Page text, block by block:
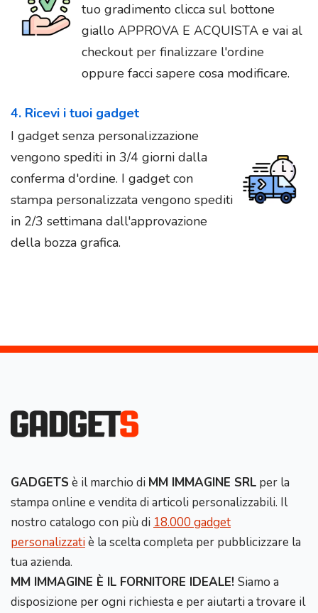
tuo gradimento clicca sul bottone
giallo APPROVA E ACQUISTA e vai al
checkout per finalizzare l'ordine
oppure facci sapere cosa modificare.
4. Ricevi i tuoi gadget
I gadget senza personalizzazione
vengono spediti in 3/4 giorni dalla
conferma d'ordine. I gadget con
stampa personalizzata vengono spediti
in 2/3 settimana dall'approvazione
della bozza grafica.
GADGETS è il marchio di MM IMMAGINE SRL per la
stampa online e vendita di articoli personalizzabili. Il
nostro catalogo con più di 18.000 gadget
personalizzatiè la scelta completa per pubblicizzare la
tua azienda.
MM IMMAGINE È IL FORNITORE IDEALE! Siamo a
disposizione per ogni richiesta e per aiutarti a trovare il